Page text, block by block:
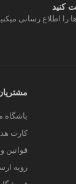
کنید
را اطلاع رسانی
باشگاه
کارت
قوانین
رویه